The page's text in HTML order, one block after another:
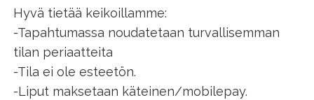
Hyvä tietää keikoillamme:
-Tapahtumassa noudatetaan turvallisemman
tilan periaatteita
-Tila ei ole esteetön.
-Liput maksetaan käteinen/mobilepay.